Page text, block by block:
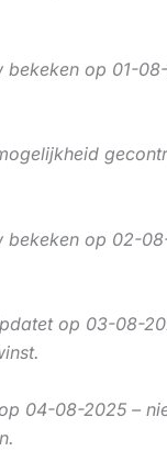
bekeken op 01-
bekeken op 02-
op 03-08-
04-08-2025 –